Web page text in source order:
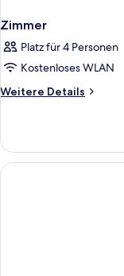
Zimmer
Platz für 4 Personen
Kostenloses WLAN
Weitere Details
Weitere